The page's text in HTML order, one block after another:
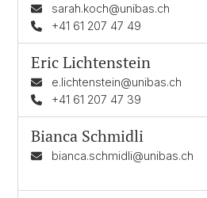
sarah.koch@unibas.ch
+41 61 207 47 49
Eric Lichtenstein
e.lichtenstein@unibas.ch
+41 61 207 47 39
Bianca Schmidli
bianca.schmidli@unibas.ch